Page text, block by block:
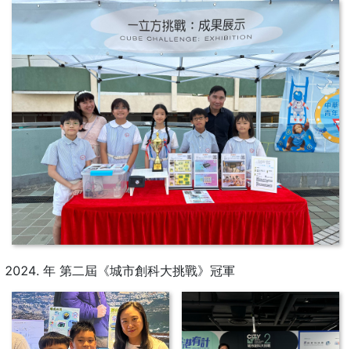
年 第二屆《城市創科大挑戰》冠軍